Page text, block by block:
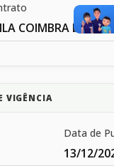
COIMBRA DE
VIGÊNCIA
Data de
13/12/